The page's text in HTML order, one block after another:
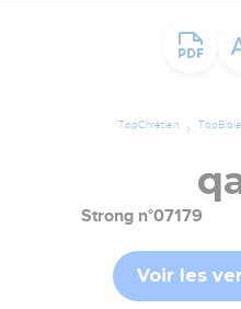
TopChrétien TopBible
Strong n°07179
Voir les